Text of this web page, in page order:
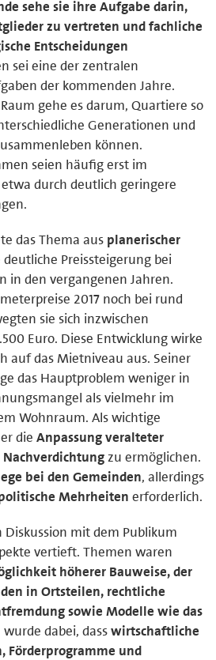
sehe sie ihre Aufgabe darin,
zu vertreten und fachliche
Entscheidungen
sei eine der zentralen
der kommenden Jahre.
gehe es darum, Quartiere so
Generationen und
können.
seien häufig erst im
durch deutlich geringere
das Thema aus planerischer
deutliche Preissteigerung bei
in den vergangenen Jahren.
2017 noch bei rund
sie sich inzwischen
Euro. Diese Entwicklung wirke
auf das Mietniveau aus. Seiner
das Hauptproblem weniger in
als vielmehr im
Wohnraum. Als wichtige
die Anpassung veralteter
Nachverdichtungzu ermöglichen.
bei den Gemeinden, allerdings
Mehrheiten erforderlich.
Diskussion mit dem Publikum
vertieft. Themen waren
höherer Bauweise, der
in Ortsteilen, rechtliche
sowie Modelle wie das
dabei, dasswirtschaftliche
Förderprogramme und